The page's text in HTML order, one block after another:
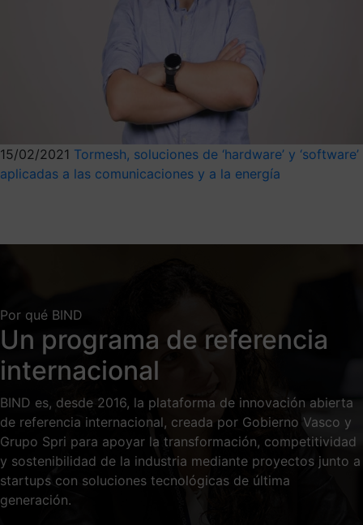
15/02/2021 Tormesh, soluciones de ‘hardware’ y ‘software’
aplicadas a las comunicaciones y a la energía
Por qué BIND
Un programa de referencia
internacional
BIND es, desde 2016, la plataforma de innovación abierta
de referencia internacional, creada por Gobierno Vasco y
Grupo Spri para apoyar la transformación, competitividad
y sostenibilidad de la industria mediante proyectos junto a
startups con soluciones tecnológicas de última
generación.